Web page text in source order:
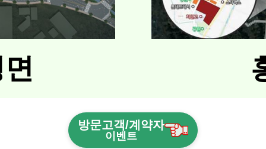
방문고객/계약자
이벤트